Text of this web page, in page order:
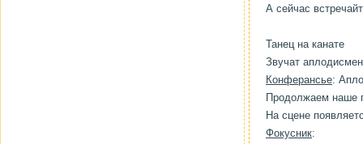
А сейчас
Танец на канате
Звучат
Конферансье:
Продолжаем наше
На сцене
Фокусник: